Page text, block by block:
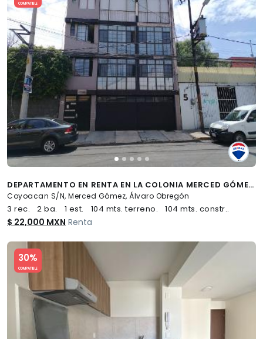
COMPATIBLE
DEPARTAMENTO EN RENTA EN LA COLONIA MERCED GÓMEZ - (34)
Coyoacan S/N, Merced Gómez, Álvaro Obregón
3 rec. 2 ba. 1 est. 104 mts. terreno. 104 mts. constr..
$ 22,000 MXN Renta
30%
COMPATIBLE
Slide 1 of 5